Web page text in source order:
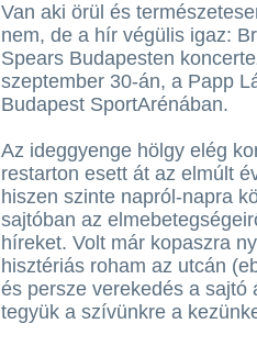
Van aki örül és
nem, de a hír végülis igaz:
Spears Budapesten
szeptember 30-án, a Papp
Budapest SportArénában.
Az ideggyenge hölgy elég
restarton esett át az elmúlt
hiszen szinte napról-napra
sajtóban az
híreket. Volt már kopaszra
hisztériás roham az utcán
és persze verekedés a sajtó
tegyük a szívünkre a